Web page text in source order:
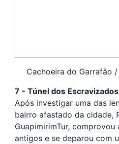
Cachoeira do Garrafão
7 - Túnel dos Escravizados
Após investigar uma das
bairro afastado da cidade,
GuapimirimTur,
antigos e se deparou com